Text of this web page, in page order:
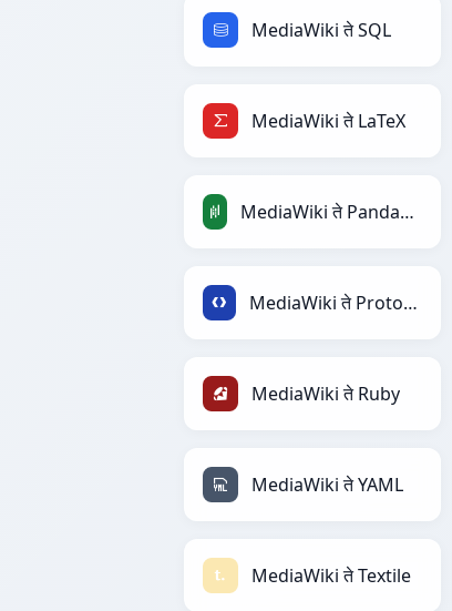
MediaWiki ते SQL
MediaWiki ते LaTeX
MediaWiki ते PandasDataFrame
MediaWiki ते Protobuf
MediaWiki ते Ruby
MediaWiki ते YAML
MediaWiki ते Textile